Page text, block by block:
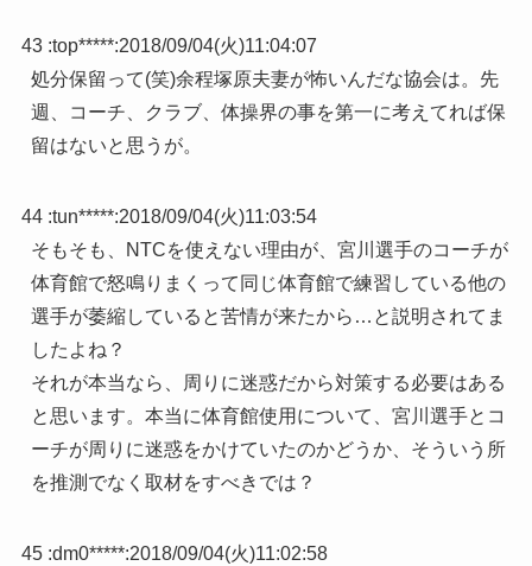
43 :top*****:2018/09/04(火)11:04:07
処分保留って(笑)余程塚原夫妻が怖いんだな協会は。先
週、コーチ、クラブ、体操界の事を第一に考えてれば保
留はないと思うが。
44 :tun*****:2018/09/04(火)11:03:54
そもそも、NTCを使えない理由が、宮川選手のコーチが
体育館で怒鳴りまくって同じ体育館で練習している他の
選手が萎縮していると苦情が来たから…と説明されてま
したよね？
それが本当なら、周りに迷惑だから対策する必要はある
と思います。本当に体育館使用について、宮川選手とコ
ーチが周りに迷惑をかけていたのかどうか、そういう所
を推測でなく取材をすべきでは？
45 :dm0*****:2018/09/04(火)11:02:58